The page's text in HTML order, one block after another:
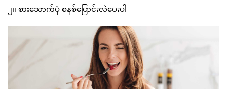
၂။ စားသောက်ပုံ စနစ်ပြောင်းလဲပေးပါ